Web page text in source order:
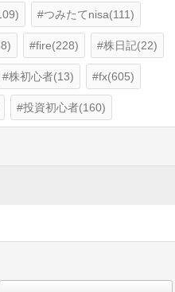
つみたてnisa(111)
fire(228) 株日記(22)
株初心者(13) fx(605)
投資初心者(160)